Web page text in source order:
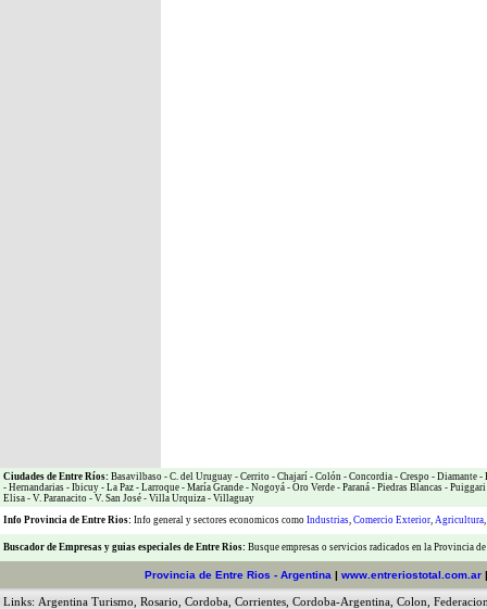
Ciudades de Entre Ríos: Basavilbaso - C. del Uruguay - Cerrito - Chajarí - Colón - Concordia - Crespo - Diamante -
- Hernandarias - Ibicuy - La Paz - Larroque - María Grande - Nogoyá - Oro Verde - Paraná - Piedras Blancas - Puiggari
Elisa - V. Paranacito - V. San José - Villa Urquiza - Villaguay
Info Provincia de Entre Rios: Info general y sectores economicos como Industrias, Comercio Exterior, Agricultura,
Buscador de Empresas y guias especiales de Entre Rios: Busque empresas o servicios radicados en la Provincia
Provincia de Entre Rios - Argentina | www.entreriostotal.com.ar
Links: Argentina Turismo Rosario Cordoba Corrientes Cordoba-Argentina Colon